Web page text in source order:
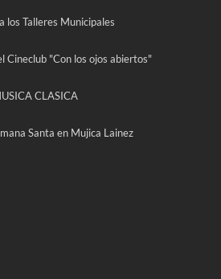
los Talleres Municipales
Cineclub "Con los ojos abiertos"
CLASICA
Santa en Mujica Lainez